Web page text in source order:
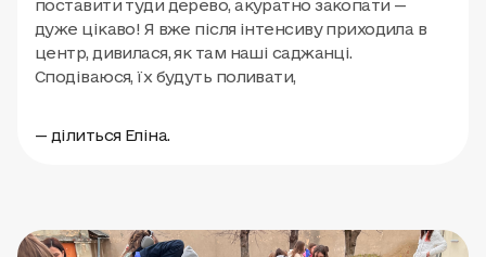
поставити туди дерево, акуратно закопати —
дуже цікаво! Я вже після інтенсиву приходила в
центр, дивилася, як там наші саджанці.
Сподіваюся, їх будуть поливати,
— ділиться Еліна.